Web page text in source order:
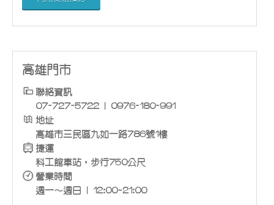
高雄門市
聯絡資訊
07-727-5722 | 0976-180-991
地址
高雄市三民區九如一路786號1樓
捷運
科工館車站，步行750公尺
營業時間
週一～週日 | 12:00~21:00